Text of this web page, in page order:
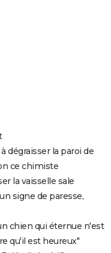
dégraisser la paroi de
ce chimiste
la vaisselle sale
signe de paresse,
chien qui éternue n'est
qu'il est heureux"